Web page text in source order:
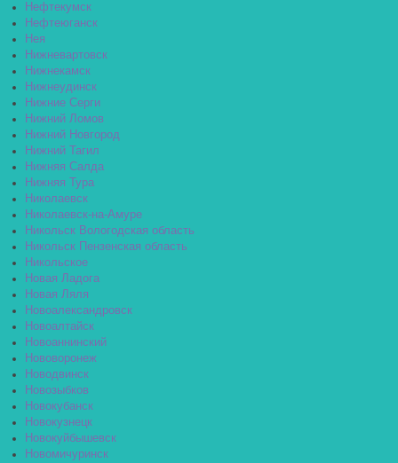
Нефтекумск
Нефтеюганск
Нея
Нижневартовск
Нижнекамск
Нижнеудинск
Нижние Серги
Нижний Ломов
Нижний Новгород
Нижний Тагил
Нижняя Салда
Нижняя Тура
Николаевск
Николаевск-на-Амуре
Никольск Вологодская область
Никольск Пензенская область
Никольское
Новая Ладога
Новая Ляля
Новоалександровск
Новоалтайск
Новоаннинский
Нововоронеж
Новодвинск
Новозыбков
Новокубанск
Новокузнецк
Новокуйбышевск
Новомичуринск